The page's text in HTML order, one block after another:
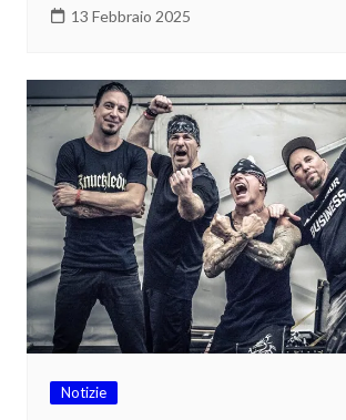
13 Febbraio 2025
Notizie